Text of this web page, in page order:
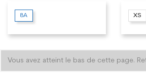
8A XS
Vous avez atteint le bas de cette page.